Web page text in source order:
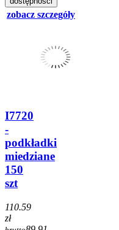
zobacz szczegóły
I7720
-
podkładki
miedziane
150
szt
110.59
zł